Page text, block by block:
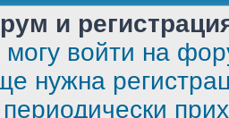
и
войти на
нужна